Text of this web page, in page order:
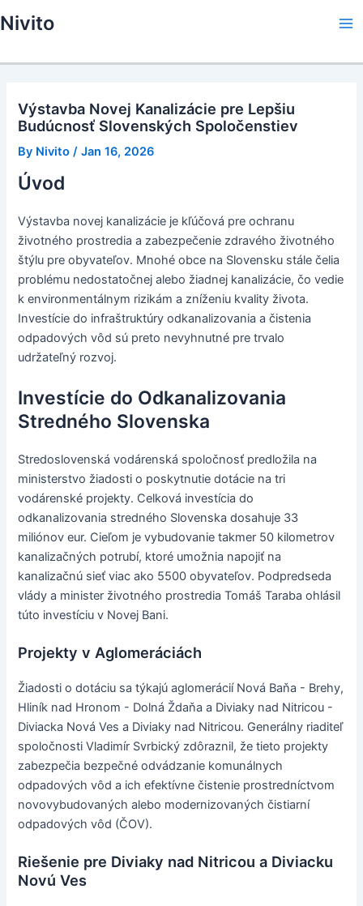
to
Nivito
Výstavba Novej Kanalizácie pre Lepšiu
Budúcnosť Slovenských Spoločenstiev
By Nivito /Jan 16, 2026
Úvod
Výstavba novej kanalizácie je kľúčová pre ochranu
životného prostredia a zabezpečenie zdravého životného
štýlu pre obyvateľov. Mnohé obce na Slovensku stále čelia
problému nedostatočnej alebo žiadnej kanalizácie, čo vedie
k environmentálnym rizikám a zníženiu kvality života.
Investície do infraštruktúry odkanalizovania a čistenia
odpadových vôd sú preto nevyhnutné pre trvalo
udržateľný rozvoj.
Investície do Odkanalizovania
Stredného Slovenska
Stredoslovenská vodárenská spoločnosť predložila na
ministerstvo žiadosti o poskytnutie dotácie na tri
vodárenské projekty. Celková investícia do
odkanalizovania stredného Slovenska dosahuje 33
miliónov eur. Cieľom je vybudovanie takmer 50 kilometrov
kanalizačných potrubí, ktoré umožnia napojiť na
kanalizačnú sieť viac ako 5500 obyvateľov. Podpredseda
vlády a minister životného prostredia Tomáš Taraba ohlásil
túto investíciu v Novej Bani.
Projekty v Aglomeráciách
Žiadosti o dotáciu sa týkajú aglomerácií Nová Baňa - Brehy,
Hliník nad Hronom - Dolná Ždaňa a Diviaky nad Nitricou -
Diviacka Nová Ves a Diviaky nad Nitricou. Generálny riaditeľ
spoločnosti Vladimír Svrbický zdôraznil, že tieto projekty
zabezpečia bezpečné odvádzanie komunálnych
odpadových vôd a ich efektívne čistenie prostredníctvom
novovybudovaných alebo modernizovaných čistiarní
odpadových vôd (ČOV).
Riešenie pre Diviaky nad Nitricou a Diviacku
Novú Ves